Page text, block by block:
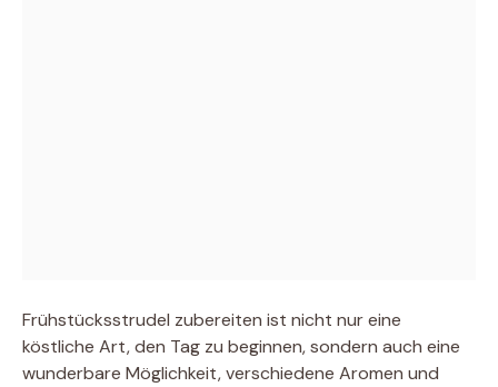
Frühstücksstrudel zubereiten ist nicht nur eine
köstliche Art, den Tag zu beginnen, sondern auch eine
wunderbare Möglichkeit, verschiedene Aromen und